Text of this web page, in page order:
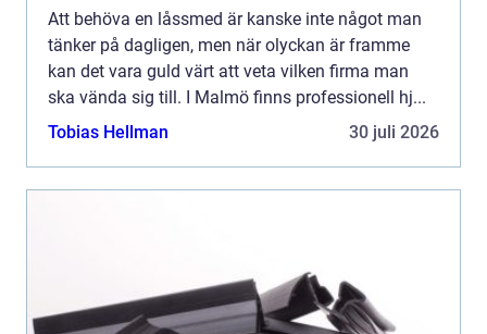
Att behöva en låssmed är kanske inte något man
tänker på dagligen, men när olyckan är framme
kan det vara guld värt att veta vilken firma man
ska vända sig till. I Malmö finns professionell hj...
Tobias Hellman
30 juli 2026